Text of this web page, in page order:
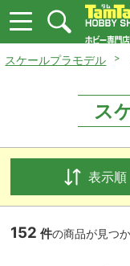
スケールプラモデル
ス
表示順
152 件の商品が見つ